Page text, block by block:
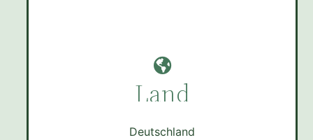
Land
Deutschland